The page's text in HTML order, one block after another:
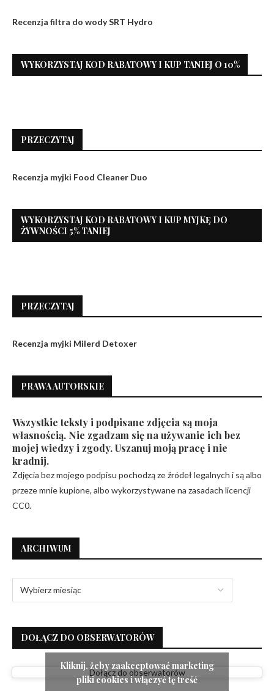
Recenzja filtra do wody SRT Hydro
WYKORZYSTAJ KOD RABATOWY I KUP TANIEJ O 10%
PRZECZYTAJ
Recenzja myjki Food Cleaner Duo
WYKORZYSTAJ KOD RABATOWY I KUP MYJKĘ DO
ŻYWNOŚCI 5% TANIEJ
PRZECZYTAJ
Recenzja myjki Milerd Detoxer
PRAWA AUTORSKIE
Wszystkie teksty i podpisane zdjęcia są moja
własnością. Nie zgadzam się na używanie ich bez
mojej wiedzy i zgody. Uszanuj moją pracę i nie
kradnij.
Zdjęcia bez mojego podpisu pochodzą ze źródeł legalnych i są albo
przeze mnie kupione, albo wykorzystywane na zasadach licencji
CC0.
ARCHIWUM
DOŁĄCZ DO OBSERWATORÓW
Dołącz do obserwatorów
Kliknij, żeby zaakceptować marketing
pliki cookies i włączyć tę treść